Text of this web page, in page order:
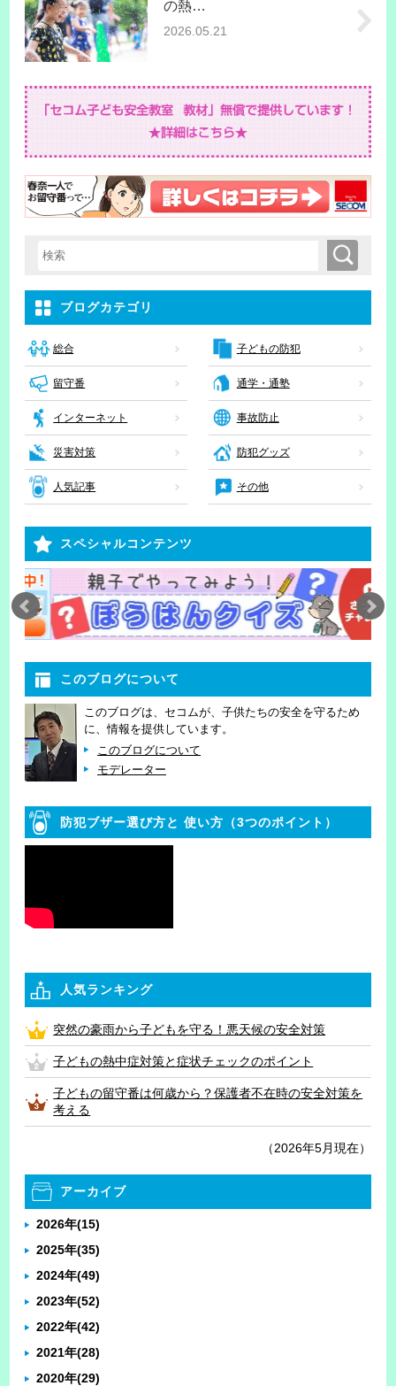
の熱…
2026.05.21
検索キーワード入力 検索
ブログカテゴリ
総合 子どもの防犯
留守番 通学・通塾
インターネット 事故防止
災害対策 防犯グッズ
人気記事 その他
スペシャルコンテンツ
このブログについて
このブログは、セコムが、子供たちの安全を守るため
に、情報を提供しています。
このブログについて
モデレーター
防犯ブザー選び方と 使い方（3つのポイント）
人気ランキング
突然の豪雨から子どもを守る！悪天候の安全対策
子どもの熱中症対策と症状チェックのポイント
子どもの留守番は何歳から？保護者不在時の安全対策を
考える
（2026年5月現在）
アーカイブ
2026年(15)
2025年(35)
2024年(49)
2023年(52)
2022年(42)
2021年(28)
2020年(29)